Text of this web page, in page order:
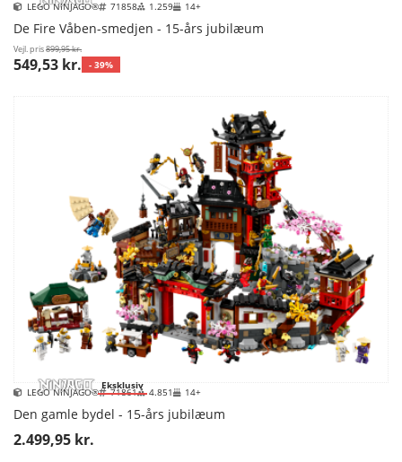
LEGO NINJAGO® 71858 1.259 14+
De Fire Våben-smedjen - 15-års jubilæum
Vejl. pris899,95 kr.
549,53 kr. - 39%
Eksklusiv
LEGO NINJAGO® 71861 4.851 14+
Den gamle bydel - 15-års jubilæum
2.499,95 kr.